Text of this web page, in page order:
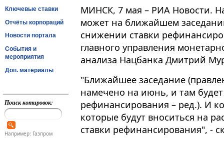
Ключевые ставки
Отчёты корпораций
Новости портала
События и
мероприятия
Доп. материалы
Поиск котировок:
Например: Газпром
МИНСК, 7 мая – РИА Новости.
может на ближайшем
снижении ставки
главного управления
анализа Нацбанка Дмитрий
"Ближайшее заседание
намечено на июнь, и там будет
рефинансирования – ред.). И
которые будут вноситься на
ставки рефинансирования", -